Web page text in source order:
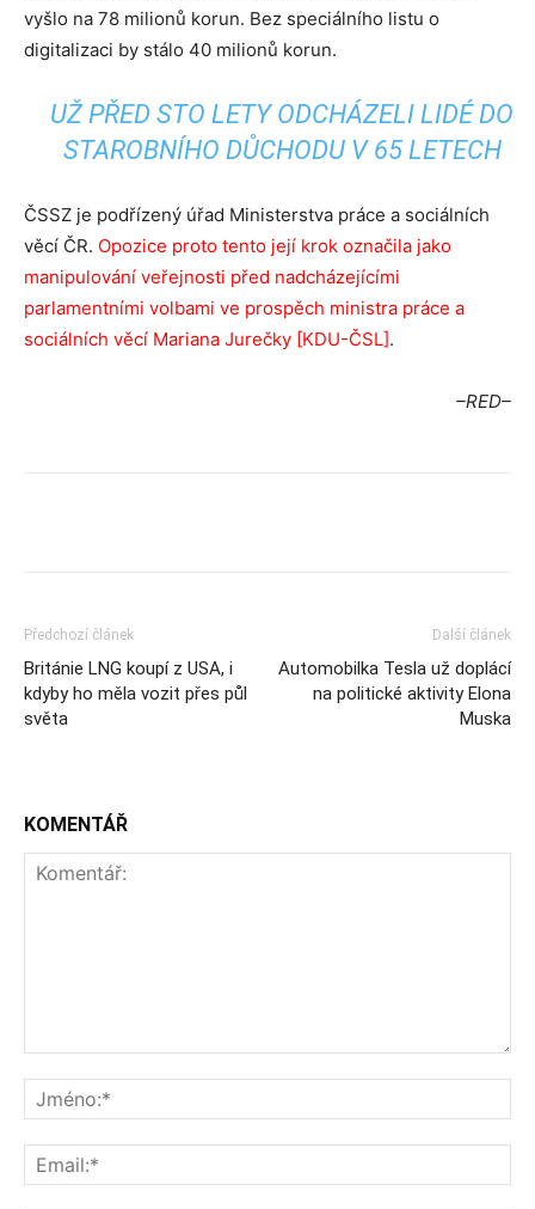
vyšlo na 78 milionů korun. Bez speciálního listu o
digitalizaci by stálo 40 milionů korun.
UŽ PŘED STO LETY ODCHÁZELI LIDÉ DO
STAROBNÍHO DŮCHODU V 65 LETECH
ČSSZ je podřízený úřad Ministerstva práce a sociálních
věcí ČR. Opozice proto tento její krok označila jako
manipulování veřejnosti před nadcházejícími
parlamentními volbami ve prospěch ministra práce a
sociálních věcí Mariana Jurečky [KDU-ČSL].
–RED–
Předchozí článek
Británie LNG koupí z USA, i
kdyby ho měla vozit přes půl
světa
Další článek
Automobilka Tesla už doplácí
na politické aktivity Elona
Muska
KOMENTÁŘ